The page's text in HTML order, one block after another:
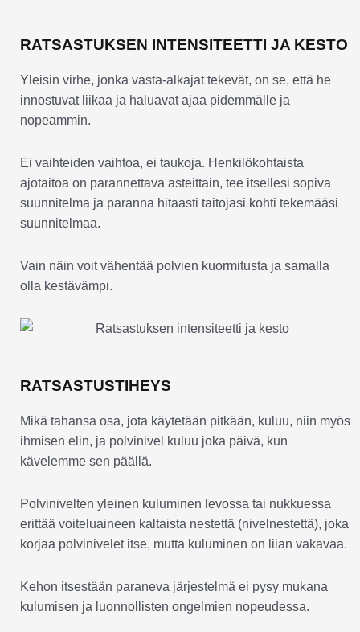
RATSASTUKSEN INTENSITEETTI JA KESTO
Yleisin virhe, jonka vasta-alkajat tekevät, on se, että he
innostuvat liikaa ja haluavat ajaa pidemmälle ja
nopeammin.
Ei vaihteiden vaihtoa, ei taukoja. Henkilökohtaista
ajotaitoa on parannettava asteittain, tee itsellesi sopiva
suunnitelma ja paranna hitaasti taitojasi kohti tekemääsi
suunnitelmaa.
Vain näin voit vähentää polvien kuormitusta ja samalla
olla kestävämpi.
RATSASTUSTIHEYS
Mikä tahansa osa, jota käytetään pitkään, kuluu, niin myös
ihmisen elin, ja polvinivel kuluu joka päivä, kun
kävelemme sen päällä.
Polvinivelten yleinen kuluminen levossa tai nukkuessa
erittää voiteluaineen kaltaista nestettä (nivelnestettä), joka
korjaa polvinivelet itse, mutta kuluminen on liian vakavaa.
Kehon itsestään paraneva järjestelmä ei pysy mukana
kulumisen ja luonnollisten ongelmien nopeudessa.